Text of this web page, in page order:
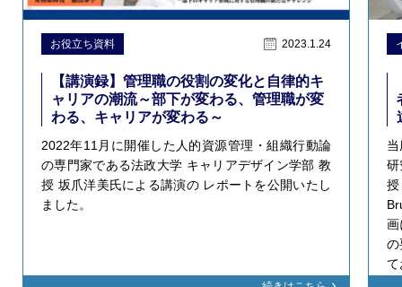
お役立ち資料 2023.1.24
【講演録】管理職の役割の変化と自律的キ
ャリアの潮流～部下が変わる、管理職が変
わる、キャリアが変わる～
2022年11月に開催した人的資源管理・組織行動論
の専門家である法政大学 キャリアデザイン学部 教
授 坂爪洋美氏による講演の レポートを公開いたし
ました。
研
画
の
て